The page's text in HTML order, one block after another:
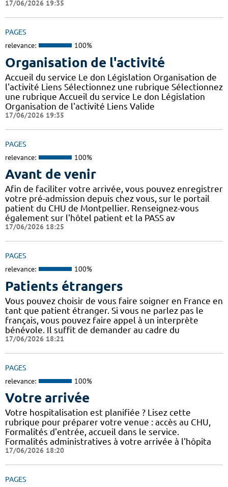
17/06/2026 19:35
PAGES
relevance: 100%
Organisation de l'activité
Accueil du service Le don Législation Organisation de
l'activité Liens Sélectionnez une rubrique Sélectionnez
une rubrique Accueil du service Le don Législation
Organisation de l'activité Liens Valide
17/06/2026 19:35
PAGES
relevance: 100%
Avant de venir
Afin de faciliter votre arrivée, vous pouvez enregistrer
votre pré-admission depuis chez vous, sur le portail
patient du CHU de Montpellier. Renseignez-vous
également sur l'hôtel patient et la PASS av
17/06/2026 18:25
PAGES
relevance: 100%
Patients étrangers
Vous pouvez choisir de vous faire soigner en France en
tant que patient étranger. Si vous ne parlez pas le
français, vous pouvez faire appel à un interprète
bénévole. Il suffit de demander au cadre du
17/06/2026 18:21
PAGES
relevance: 100%
Votre arrivée
Votre hospitalisation est planifiée ? Lisez cette
rubrique pour préparer votre venue : accès au CHU,
Formalités d'entrée, accueil dans le service.
Formalités administratives à votre arrivée à l'hôpita
17/06/2026 18:20
PAGES